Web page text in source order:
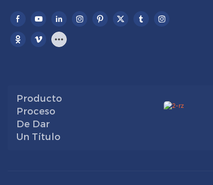
Producto
Proceso
De Dar
Un Título